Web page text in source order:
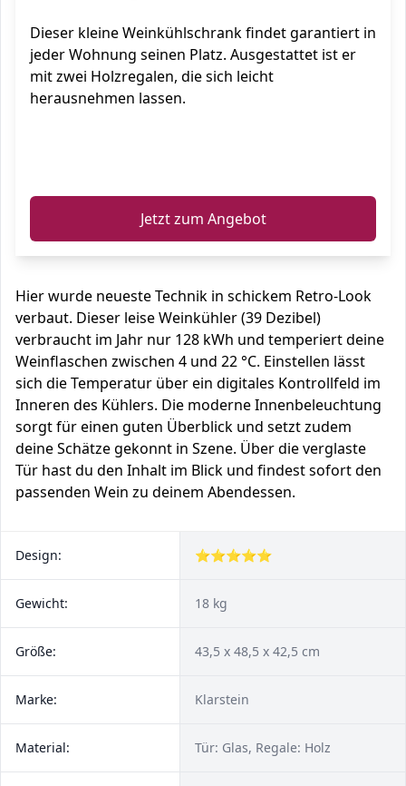
Flaschen, Rot
Dieser kleine Weinkühlschrank findet garantiert in
jeder Wohnung seinen Platz. Ausgestattet ist er
mit zwei Holzregalen, die sich leicht
herausnehmen lassen.
Jetzt zum Angebot
Hier wurde neueste Technik in schickem Retro-Look
verbaut. Dieser leise Weinkühler (39 Dezibel)
verbraucht im Jahr nur 128 kWh und temperiert deine
Weinflaschen zwischen 4 und 22 °C. Einstellen lässt
sich die Temperatur über ein digitales Kontrollfeld im
Inneren des Kühlers. Die moderne Innenbeleuchtung
sorgt für einen guten Überblick und setzt zudem
deine Schätze gekonnt in Szene. Über die verglaste
Tür hast du den Inhalt im Blick und findest sofort den
passenden Wein zu deinem Abendessen.
Design: ⭐⭐⭐⭐⭐
Gewicht: 18 kg
Größe: 43,5 x 48,5 x 42,5 cm
Marke: Klarstein
Material: Tür: Glas, Regale: Holz